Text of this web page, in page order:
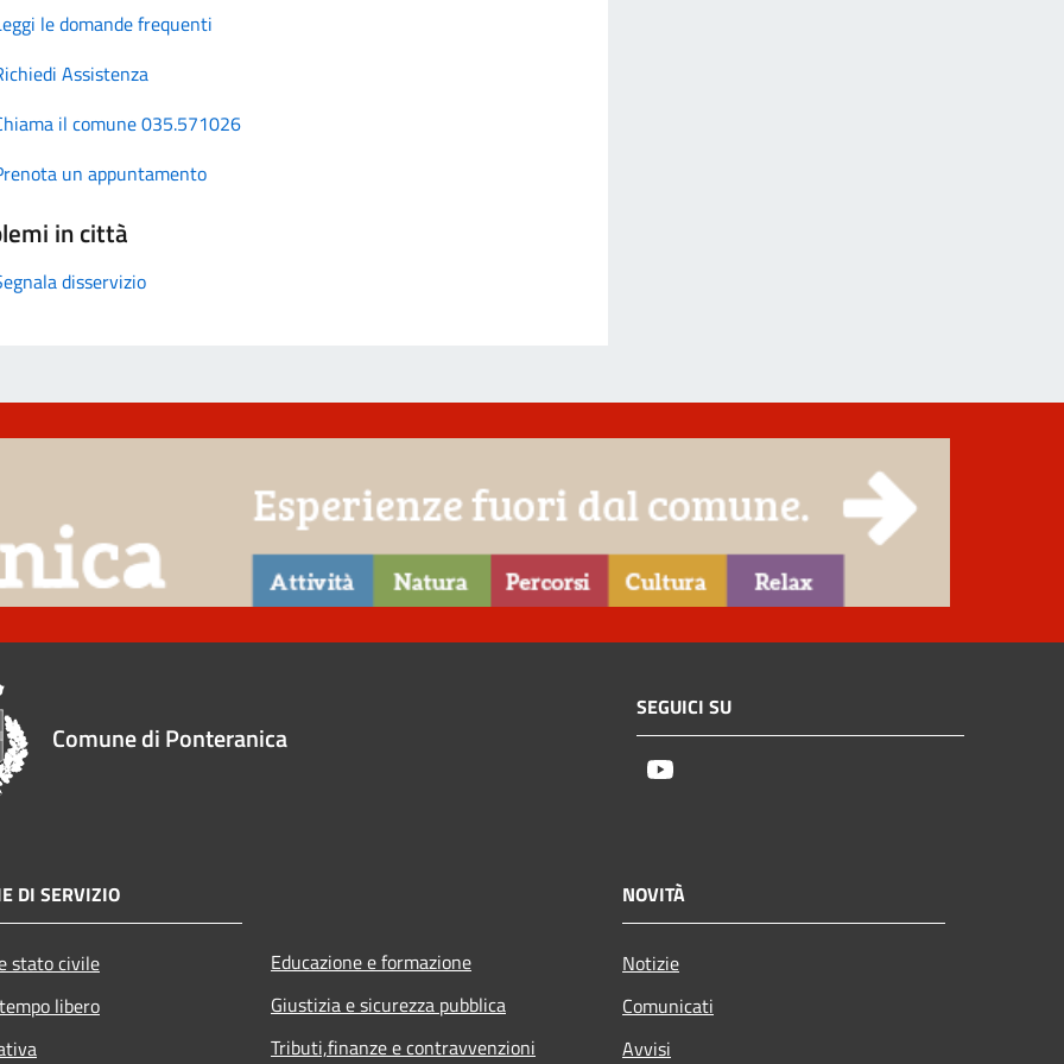
le domande frequenti
Assistenza
il comune 035.571026
un appuntamento
in città
disservizio
Comune di Ponteranica
SEGUICI SU
DI SERVIZIO
stato civile
libero
Educazione e formazione
Giustizia e sicurezza pubblica
Tributi,finanze e contravvenzioni
NOVITÀ
Notizie
Comunicati
Avvisi